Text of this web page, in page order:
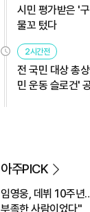
시민 평가받은 '
물꼬 텄다
2시간전
전 국민 대상 총
민 운동 슬로건'
아주PICK
임영웅, 데뷔 10주년
부족한 사람이었다"